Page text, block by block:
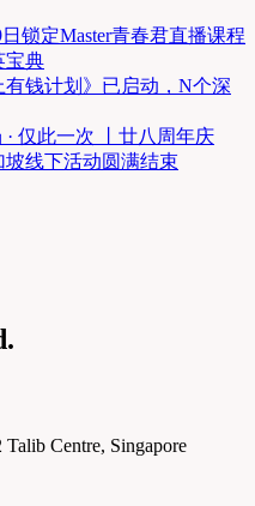
锁定Master青春君直播课程
宝典
钱计划》已启动，N个深
仅此一次 丨廿八周年庆
线下活动圆满结束
Centre, Singapore